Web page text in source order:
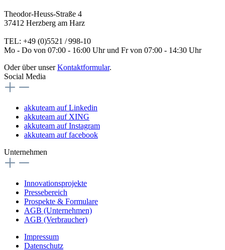
Theodor-Heuss-Straße 4
37412 Herzberg am Harz
TEL: +49 (0)5521 / 998-10
Mo - Do von 07:00 - 16:00 Uhr und Fr von 07:00 - 14:30 Uhr
Oder über unserKontaktformular.
Social Media
akkuteam auf Linkedin
akkuteam auf XING
akkuteam auf Instagram
akkuteam auf facebook
Unternehmen
Innovationsprojekte
Pressebereich
Prospekte & Formulare
AGB (Unternehmen)
AGB (Verbraucher)
Impressum
Datenschutz